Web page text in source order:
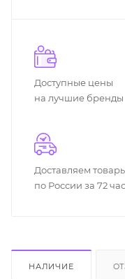
Доступные цены
на лучшие бренды
Доставляем
по России за 72
НАЛИЧИЕ